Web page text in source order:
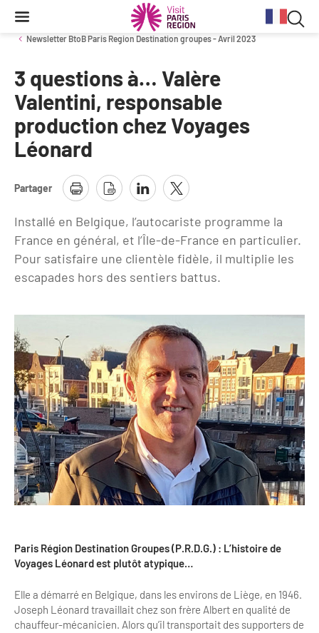
Contenu
Navigation
principale
Recherche
Conjoncture
Tableau de bord mensuel
Bilans
Chiffre Spécial Covid
Clientèle francilienne
Clientèle française
Clientèles lointaines
Clientèles spécifiques
Etudes et enquêtes
Etudes thématiques
Dispositifs d'enquêtes
Chiffres Annuels
Repères annuel
Aides et financements
Fonds Régional pour le Tourisme
Aides financières et subventions
Tourisme durable
Outils pour vos professionnels
Outils pour votre Office de Tourisme
La liste des OT d'Île-de-France
APIDAE
Offres d'emplois et de stages
Formations
Mode d'emploi formations
Formations inter-filières
Matinales
Webinaires
E-learning
Services aux clientèles d'affaires
Stratégie et plan d'actions BtoB 2026
Calendrier des opérations de promotion
Travel Trade News
Organisez votre séminaire
Se déplacer à Paris Region
Expositions
Évènements sportifs
Guide de la Destination
Restaurants impressionnistes
Hébergements impressionnistes
Offre culturelle impressionniste
Offre de la destination
Activités
Musée - Monuments - Châteaux
Parcs d’attractions et animaliers
Cabarets et casino
Expériences et visites
Grands magasins et outlets
Volontaires du Tourisme
Information Tourisme
Newsletter BtoB Paris Region Destination groupes - Avril 2023
3 questions à… Valère
Valentini, responsable
production chez Voyages
Léonard
Partager
Installé en Belgique, l’autocariste programme la
France en général, et l’Île-de-France en particulier.
Pour satisfaire une clientèle fidèle, il multiplie les
escapades hors des sentiers battus.
Paris Région Destination Groupes (P.R.D.G.) : L’histoire de
Voyages Léonard est plutôt atypique…
Elle a démarré en Belgique, dans les environs de Liège, en 1946.
Joseph Léonard travaillait chez son frère Albert en qualité de
chauffeur-mécanicien. Alors qu’il transportait des supporters de